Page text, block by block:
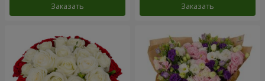
Заказать Заказать